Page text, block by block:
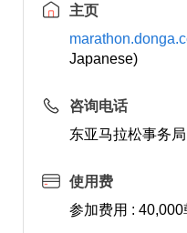
主页
Japanese)
咨询电话
东亚马拉松事务
使用费
参加费用 : 40,000